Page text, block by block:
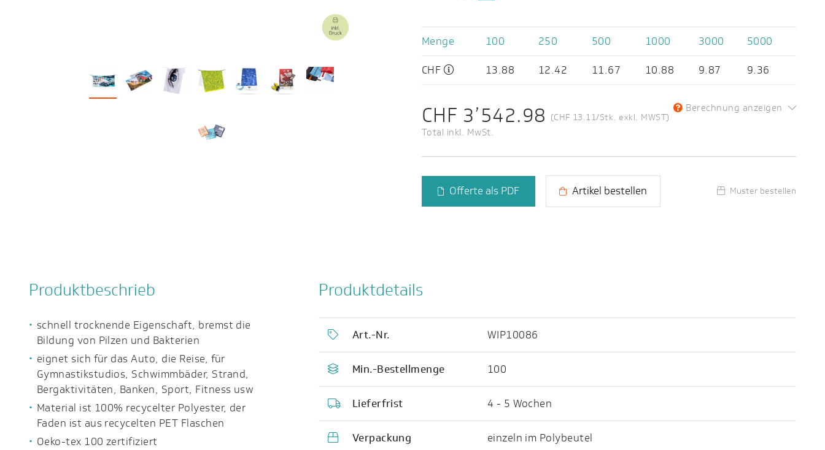
Menge 100 250 500 1000 3000
5000
CHF
13.88 12.42 11.67 10.88 9.87 9.36
CHF 3’542.98 (CHF 13.11/Stk. exkl. MWST)
Total inkl. MwSt.
Berechnung anzeigen
Offerte als PDF Artikel bestellen Muster bestellen
Produktbeschrieb
schnell trocknende Eigenschaft, bremst die
Bildung von Pilzen und Bakterien
eignet sich für das Auto, die Reise, für
Gymnastikstudios, Schwimmbäder, Strand,
Bergaktivitäten, Banken, Sport, Fitness usw
Material ist 100% recycelter Polyester, der
Faden ist aus recycelten PET Flaschen
Oeko-tex 100 zertifiziert
Produktdetails
Art.-Nr. WIP10086
Min.-Bestellmenge 100
Lieferfrist 4 - 5 Wochen
Verpackung einzeln im Polybeutel